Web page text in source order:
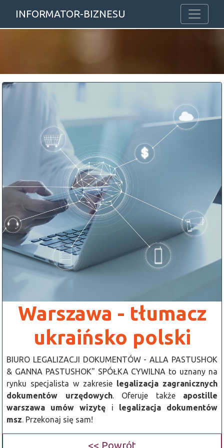
INFORMATOR-BIZNESU
Warszawa - tłumacz
ukraińsko polski
BIURO LEGALIZACJI DOKUMENTÓW - ALLA PASTUSHOK
& GANNA PASTUSHOK" SPÓŁKA CYWILNA to uznany na
rynku specjalista w zakresie legalizacja zagranicznych
dokumentów urzędowych. Oferuje także apostille
warszawa umów wizytę i legalizacja dokumentów
msz . Przekonaj się sam!
<< Powrót